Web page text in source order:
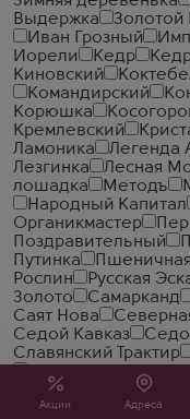
Акции Адреса
Выдержка
Золотой
Иван Грозный
Иорели
Кедр
Киновский
Командирский
Корюшка
Кремлевский
Ламоника
Легенда
Лезгинка
Лесная
лошадка
Методъ
Народный Капитал
Органикмастер
Поздравительный
Путинка
Рослин
Русская
Золото
Самарканд
Саят Нова
Седой Кавказ
Славянский Трактир
Солодовая Ярмарка
Москва
Старейшина
Старый Кенигсберг